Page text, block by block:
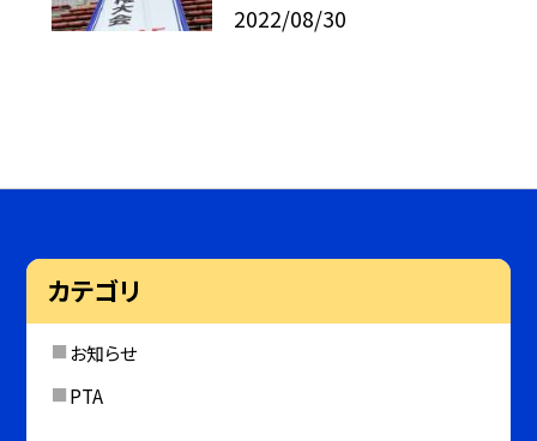
2022/08/30
カテゴリ
お知らせ
PTA